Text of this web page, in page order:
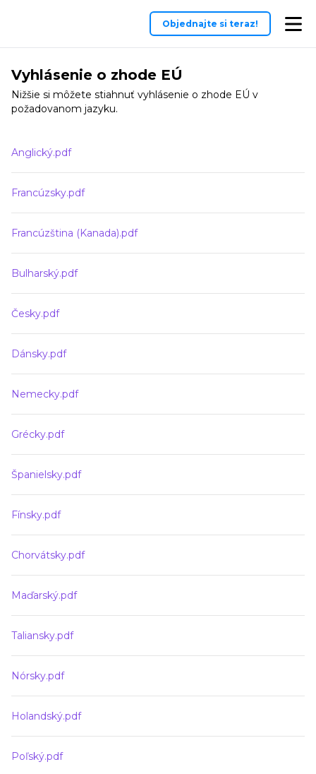
Objednajte si teraz!
Vyhlásenie o zhode EÚ
Nižšie si môžete stiahnuť vyhlásenie o zhode EÚ v
požadovanom jazyku.
Anglický.pdf
Francúzsky.pdf
Francúzština (Kanada).pdf
Bulharský.pdf
Česky.pdf
Dánsky.pdf
Nemecky.pdf
Grécky.pdf
Španielsky.pdf
Fínsky.pdf
Chorvátsky.pdf
Maďarský.pdf
Taliansky.pdf
Nórsky.pdf
Holandský.pdf
Poľský.pdf